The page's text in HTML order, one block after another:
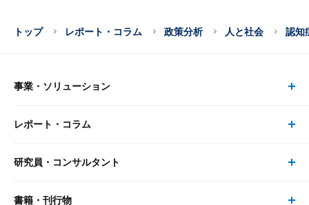
トップ レポート・コラム 政策分析 人と社会 認知
事業・ソリューション
事業・ソリューション トップ
リサーチ
レポート・コラム
レポート・コラム トップ
研究員・コンサルタント
研究員・コンサルタント トップ
書籍・刊行物